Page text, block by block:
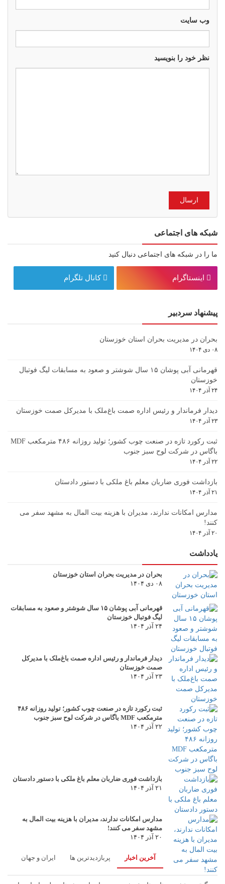
وب سايت
نظر خود را بنویسید
شبکه های اجتماعی
ما را در شبکه های اجتماعی دنبال کنید
اینستاگرام کانال تلگرام
پیشنهاد سردبیر
بحران در مدیریت بحران استان خوزستان
۰۸ دی ۱۴۰۴
قهرمانی آبی پوشان ۱۵ سال شوشتر و صعود به مسابقات لیگ فوتبال
خوزستان
۲۴ آذر ۱۴۰۴
دیدار فرماندار و رئیس اداره صمت باغ‌ملک با مدیرکل صمت خوزستان
۲۳ آذر ۱۴۰۴
ثبت رکورد تازه در صنعت چوب کشور؛ تولید روزانه ۴۸۶ مترمکعب MDF
باگاس در شرکت لوح سبز جنوب
۲۲ آذر ۱۴۰۴
بازداشت فوری ضاربان معلم باغ ملکی با دستور دادستان
۲۱ آذر ۱۴۰۴
مدارس امکانات ندارند، مدیران با هزینه بیت المال به مشهد سفر می
کنند!
۲۰ آذر ۱۴۰۴
یادداشت
بحران در مدیریت بحران استان خوزستان
۰۸ دی ۱۴۰۴
قهرمانی آبی پوشان ۱۵ سال شوشتر و صعود به مسابقات
لیگ فوتبال خوزستان
۲۴ آذر ۱۴۰۴
دیدار فرماندار و رئیس اداره صمت باغ‌ملک با مدیرکل
صمت خوزستان
۲۳ آذر ۱۴۰۴
ثبت رکورد تازه در صنعت چوب کشور؛ تولید روزانه ۴۸۶
مترمکعب MDF باگاس در شرکت لوح سبز جنوب
۲۲ آذر ۱۴۰۴
بازداشت فوری ضاربان معلم باغ ملکی با دستور دادستان
۲۱ آذر ۱۴۰۴
مدارس امکانات ندارند، مدیران با هزینه بیت المال به
مشهد سفر می کنند!
۲۰ آذر ۱۴۰۴
آخرین اخبار پربازدیدترین ها ایران و جهان